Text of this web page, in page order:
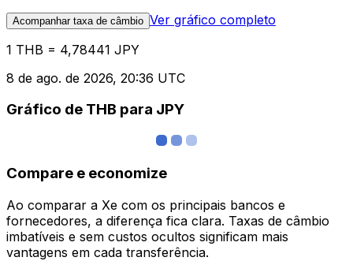
Acompanhar taxa de câmbio Ver gráfico completo
1 THB = 4,78441 JPY
8 de ago. de 2026, 20:36 UTC
Gráfico de THB para JPY
Compare e economize
Ao comparar a Xe com os principais bancos e
fornecedores, a diferença fica clara. Taxas de câmbio
imbatíveis e sem custos ocultos significam mais
vantagens em cada transferência.